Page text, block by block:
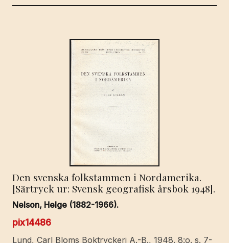
Den svenska folkstammen i Nordamerika.
[Särtryck ur: Svensk geografisk årsbok 1948].
Nelson, Helge (1882-1966).
pix14486
Lund, Carl Bloms Boktryckeri A.-B., 1948. 8:o. s. 7-